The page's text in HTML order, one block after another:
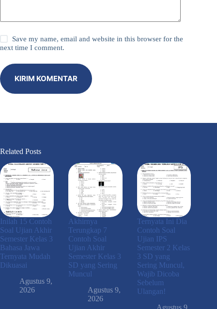
Save my name, email and website in this browser for the
next time I comment.
KIRIM KOMENTAR
Related Posts
Inilah 15 Contoh
Soal Ujian Akhir
Semester Kelas 3
Bahasa Jawa
Ternyata Mudah
Dikuasai
Agustus 9,
2026
Akhirnya
Terungkap 7
Contoh Soal
Ujian Akhir
Semester Kelas 3
SD yang Sering
Muncul
Agustus 9,
2026
Ternyata Ini Dia
Contoh Soal
Ujian IPS
Semester 2 Kelas
3 SD yang
Sering Muncul,
Wajib Dicoba
Sebelum
Ulangan!
Agustus 9,